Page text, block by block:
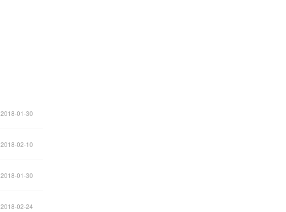
2018-01-30
2018-02-10
2018-01-30
2018-02-24